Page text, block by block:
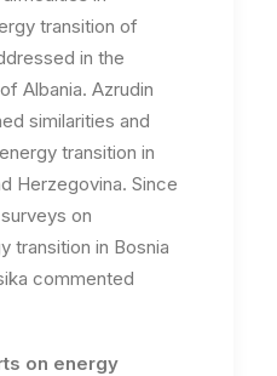
transition of
in the
Albania. Azrudin
similarities and
transition in
Herzegovina. Since
on
transition in Bosnia
commented
on energy